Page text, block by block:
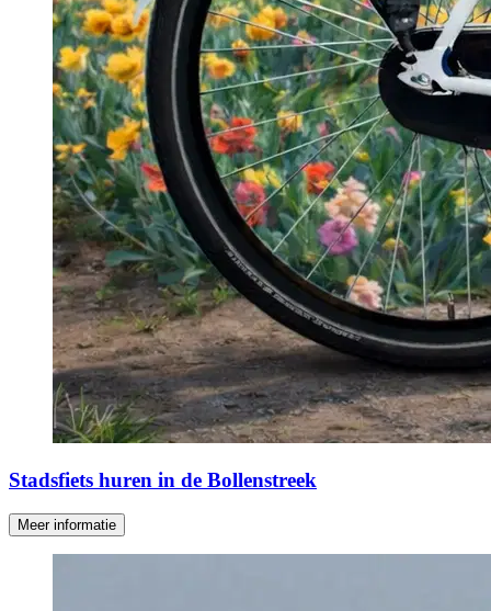
Stadsfiets huren in de Bollenstreek
Meer informatie